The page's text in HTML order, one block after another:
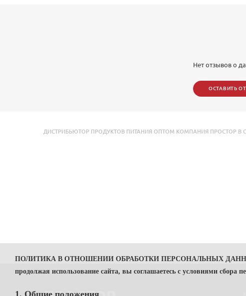
Нет отзывов о
ОСТАВИТЬ
ДИСТРИБЬЮТОР ПРОДУКТОВ ПИТАНИЯ ОПТОМ КОМПАНИЯ ПРОСТОР В
ПОЛИТИКА В ОТНОШЕНИИ ОБРАБОТКИ ПЕРСОНАЛЬНЫХ
продолжая использование сайта, вы соглашаетесь с условиями сбора
1. Общие положения